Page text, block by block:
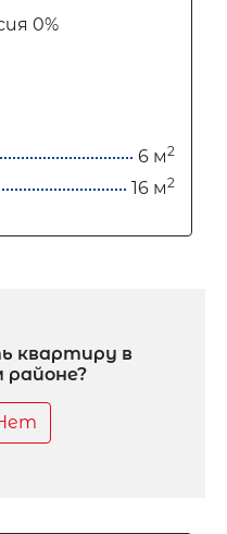
0%
6 м2
16 м2
квартиру в
районе?